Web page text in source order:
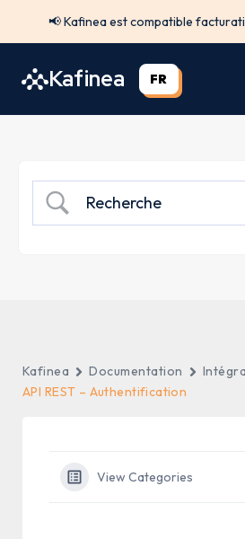
📢 Kafinea est compatible
Kafinea FR
Kafinea Documentation
API REST – Authentification
View Categories